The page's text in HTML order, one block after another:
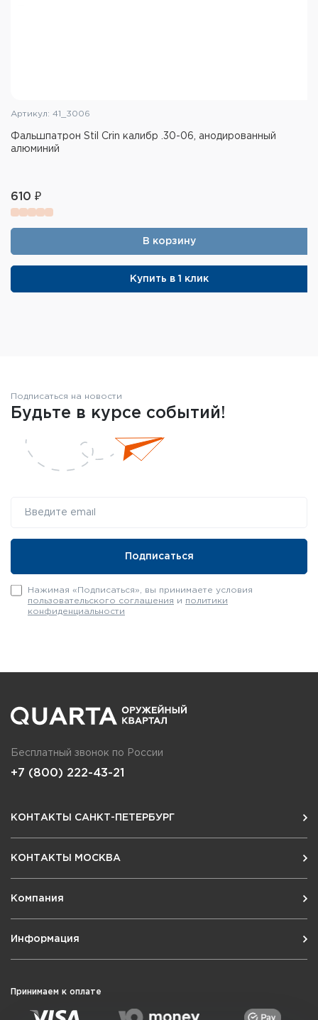
Артикул: 41_3006
Фальшпатрон Stil Crin калибр .30-06, анодированный
алюминий
610 ₽
В корзину
Купить в 1 клик
Подписаться на новости
Будьте в курсе событий!
Нажимая «Подписаться», вы принимаете условия
пользовательского соглашения и политики
конфиденциальности
Бесплатный звонок по России
+7 (800) 222-43-21
КОНТАКТЫ САНКТ-ПЕТЕРБУРГ
КОНТАКТЫ МОСКВА
Компания
Информация
Принимаем к оплате